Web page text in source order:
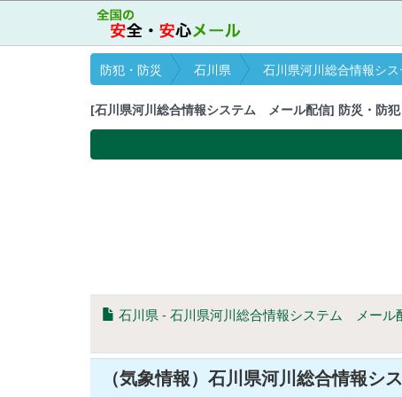
防犯・防災 石川県 石川県河川総合情報シ
[石川県河川総合情報システム メール配信] 防災・防
石川県 - 石川県河川総合情報システム メール
（気象情報）石川県河川総合情報シ